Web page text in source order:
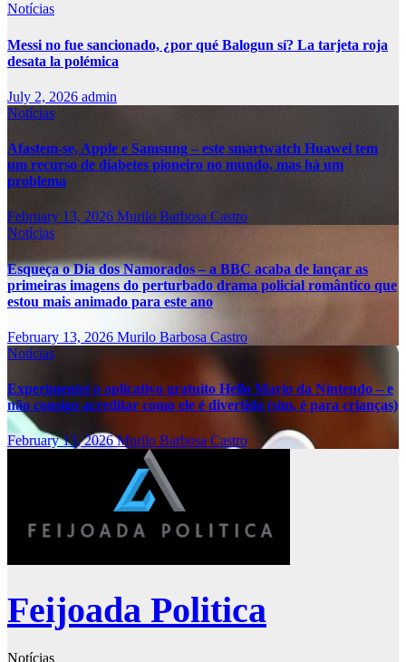
Notícias
Messi no fue sancionado, ¿por qué Balogun sí? La tarjeta roja
desata la polémica
July 2, 2026 admin
Notícias
Afastem-se, Apple e Samsung – este smartwatch Huawei tem
um recurso de diabetes pioneiro no mundo, mas há um
problema
February 13, 2026 Murilo Barbosa Castro
Notícias
Esqueça o Dia dos Namorados – a BBC acaba de lançar as
primeiras imagens do perturbado drama policial romântico que
estou mais animado para este ano
February 13, 2026 Murilo Barbosa Castro
Notícias
Experimentei o aplicativo gratuito Hello Mario da Nintendo – e
não consigo acreditar como ele é divertido (sim, é para crianças)
February 13, 2026Murilo Barbosa Castro
Feijoada Politica
Notícias